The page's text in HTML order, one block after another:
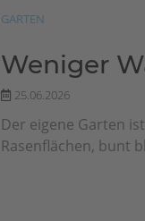
GARTEN
Weniger
25.06.2026
Der eigene Garten
Rasenflächen, bunt